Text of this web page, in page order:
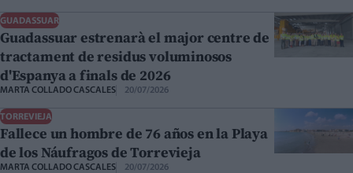
GUADASSUAR
Guadassuar estrenarà el major centre de
tractament de residus voluminosos
d'Espanya a finals de 2026
MARTA COLLADO CASCALES 20/07/2026
TORREVIEJA
Fallece un hombre de 76 años en la Playa
de los Náufragos de Torrevieja
MARTA COLLADO CASCALES 20/07/2026